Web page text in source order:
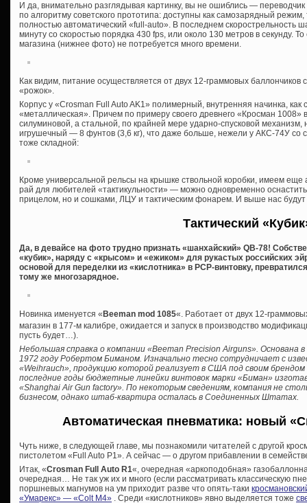
И да, внимательно разглядывая картинку, вы не ошиблись —
по алгоритму советского прототипа: доступны как самозарядный
полностью автоматический «full-auto». В последнем скорострельность
минуту со скоростью порядка 430 fps, или около 130 метров в секунду.
магазина (нижнее фото) не потребуется много времени.
Как видим, питание осуществляется от двух 12-граммовых
«рожок».
Корпус у «Crosman Full Auto AK1» полимерный, внутренняя начинка, как
«металлическая». Причем по примеру своего древнего «Кросман
силуминовой, а стальной, по крайней мере ударно-спусковой механизм,
игрушечный — 8 фунтов (3,6 кг), что даже больше, нежели у АКС-74У со
тоже складной:
Кроме универсальной рельсы на крышке ствольной коробки, имеем
рай для любителей «тактикульности» — можно одновременно
прицелом, но и сошками, ЛЦУ и тактическим фонарем. И выше нас будут
Тактический
Да, в девайсе на фото трудно признать «шанхайский» QB-78!
«кубик», наряду с «крысом» и «ежиком» для рукастых российских
основой для переделки из «кислотника» в PCP-винтовку,
тому же многозарядное.
Новинка именуется « Beeman mod 1085«. Работает от двух 12-
магазин в 177-м калибре, ожидается и запуск в производство
пусть будет…).
Небольшая справка о компании «Beeman Precision Airguns».
1972 году Робертом Биманом. Изначально тесно сотрудничает с
«Weihrauch», продукцию которой реализует в США под своим
последние годы бюджетные линейки винтовок марки «Биман»
«Shanghai Air Gun factory». По некоторым сведениям, компания не
бизнесом, однако штаб-квартира осталась в Соединенных Штатах.
Автоматическая пневматика: новый
Чуть ниже, в следующей главе, мы познакомили читателей с другой
пистолетом «Full Auto P1». А сейчас — о другом прибавлении в
Итак, «Crosman Full Auto R1«, очередная «аркоподобная»
очередная… Не так уж их и много (если рассматривать классическую
поршневых магнумов на ум приходит разве что опять-таки
«Умарекс» — «Colt M4» . Среди «кислотников» явно выделяется тоже